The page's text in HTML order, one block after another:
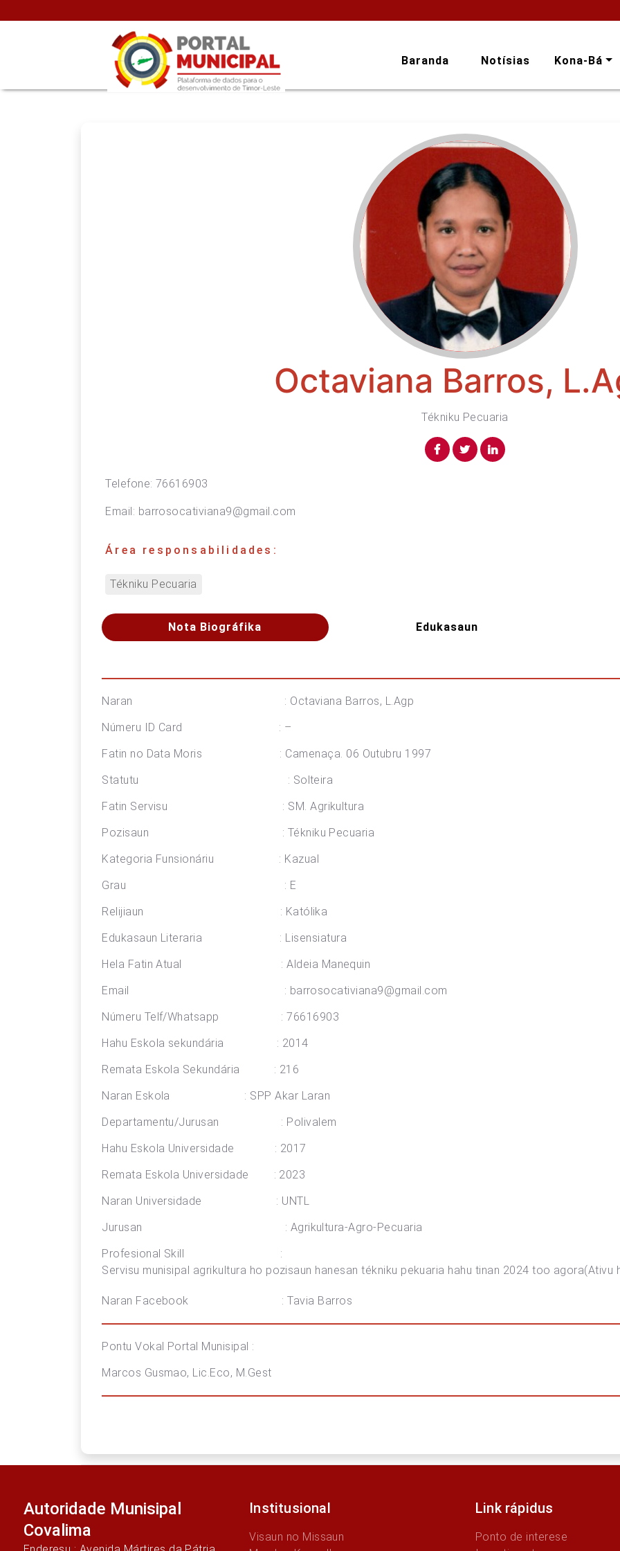
Baranda Notísias Kona-Bá
Octaviana Barros,
Tékniku Pecuaria
Telefone:76616903
Email: barrosocativiana9@gmail.com
Área responsabilidades:
Tékniku Pecuaria
Nota Biográfika Edukasaun
Naran : Octaviana Barros, L.Agp
Númeru ID Card : –
Fatin no Data Moris : Camenaça. 06 Outubru 1997
Statutu : Solteira
Fatin Servisu : SM. Agrikultura
Pozisaun : Tékniku Pecuaria
Kategoria Funsionáriu : Kazual
Grau : E
Relijiaun : Katólika
Edukasaun Literaria : Lisensiatura
Hela Fatin Atual : Aldeia Manequin
Email : barrosocativiana9@gmail.com
Númeru Telf/Whatsapp : 76616903
Hahu Eskola sekundária : 2014
Remata Eskola Sekundária : 216
Naran Eskola : SPP Akar Laran
Departamentu/Jurusan : Polivalem
Hahu Eskola Universidade : 2017
Remata Eskola Universidade : 2023
Naran Universidade : UNTL
Jurusan : Agrikultura-Agro-Pecuaria
Profesional Skill :
Servisu munisipal agrikultura ho pozisaun hanesan tékniku pekuaria hahu tinan 2024 too agora(Ativu
Naran Facebook : Tavia Barros
Pontu Vokal Portal Munisipal :
Marcos Gusmao, Lic.Eco, M.Gest
Autoridade Munisipal
Covalima
Institusional
Visaun no Missaun
Link rápidus
Ponto de interese